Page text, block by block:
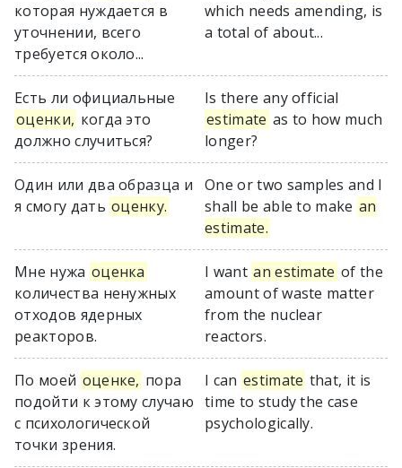
которая нуждается в
уточнении, всего
требуется около...
which needs amending, is
a total of about...
Есть ли официальные
оценки, когда это
должно случиться?
Is there any official
estimate as to how much
longer?
Один или два образца и
я смогу дать оценку.
One or two samples and I
shall be able to make an
estimate.
Мне нужа оценка
количества ненужных
отходов ядерных
реакторов.
I want an estimate of the
amount of waste matter
from the nuclear
reactors.
По моей оценке, пора
подойти к этому случаю
с психологической
точки зрения.
I can estimate that, it is
time to study the case
psychologically.